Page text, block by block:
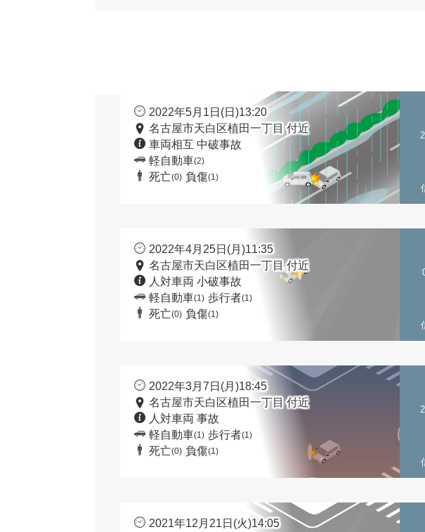
2022年5月1日(日)13:20
名古屋市天白区植田一丁目 付近
車両相互 中破事故
軽自動車(2)
死亡(0) 負傷(1)
2022年4月25日(月)11:35
名古屋市天白区植田一丁目 付近
人対車両 小破事故
軽自動車(1) 歩行者(1)
死亡(0) 負傷(1)
2022年3月7日(月)18:45
名古屋市天白区植田一丁目 付近
人対車両 事故
軽自動車(1) 歩行者(1)
死亡(0) 負傷(1)
2021年12月21日(火)14:05